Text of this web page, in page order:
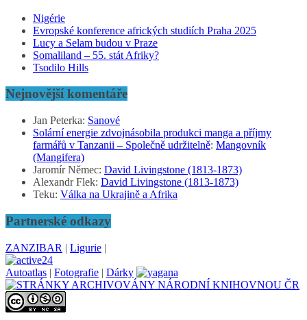
Nigérie
Evropské konference afrických studiích Praha 2025
Lucy a Selam budou v Praze
Somaliland – 55. stát Afriky?
Tsodilo Hills
Nejnovější komentáře
Jan Peterka: Sanové
Solární energie zdvojnásobila produkci manga a příjmy
farmářů v Tanzanii – Společně udržitelně: Mangovník
(Mangifera)
Jaromír Němec: David Livingstone (1813-1873)
Alexandr Flek: David Livingstone (1813-1873)
Teku: Válka na Ukrajině a Afrika
Partnerské odkazy
ZANZIBAR | Ligurie |
Autoatlas | Fotografie | Dárky